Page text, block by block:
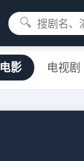
🔍
电影 电视剧